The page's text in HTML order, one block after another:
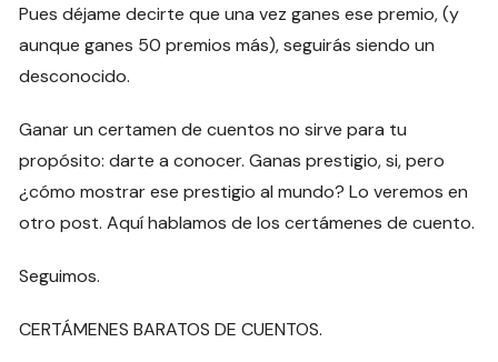
Pues déjame decirte que una vez ganes ese premio, (y
aunque ganes 50 premios más), seguirás siendo un
desconocido.
Ganar un certamen de cuentos no sirve para tu
propósito: darte a conocer. Ganas prestigio, si, pero
¿cómo mostrar ese prestigio al mundo? Lo veremos en
otro post. Aquí hablamos de los certámenes de cuento.
Seguimos.
CERTÁMENES BARATOS DE CUENTOS.